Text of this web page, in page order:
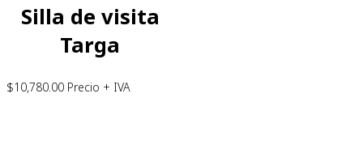
Silla de visita
Targa
$10,780.00 Precio + IVA